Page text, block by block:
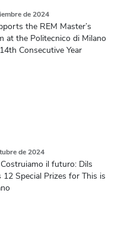
de 2024
the REM Master’s
at the Politecnico di Milano
Consecutive Year
de 2024
il futuro: Dils
Special Prizes for This is